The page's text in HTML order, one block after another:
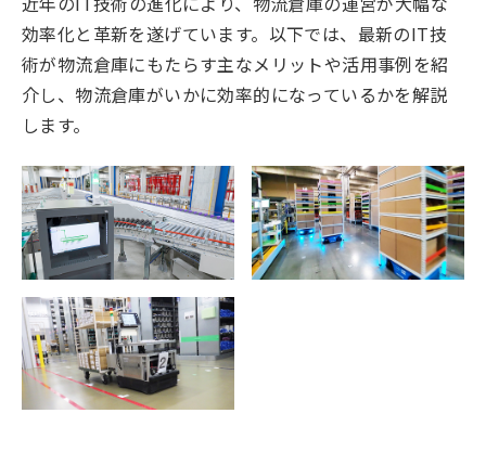
効率化と革新を遂げています。以下では、最新のIT技
術が物流倉庫にもたらす主なメリットや活用事例を紹
介し、物流倉庫がいかに効率的になっているかを解説
します。